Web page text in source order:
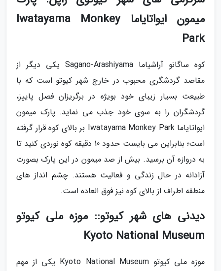
میمون ایواتایاما Iwatayama Monkey
Park
کوه ساگانو آراشیاما Sagano-Arashiyama یکی دیگر از
مقاصد گردشگری محبوب در خارج شهر کیوتو است که با
طبیعت بسیار زیبای خود بویژه در برگریزان فصل پاییز،
گردشگران را به سوی خود جذب می نماید. پارک میمون
ایواتایاما Iwatayama Monkey Park بر بالای کوه قرار گرفته
است؛ بنابراین می بایست حدود 10 دقیقه کوه نوردی کنید تا
به دروازه آن برسید. بیش از صد میمون در این پارک بصورت
آزادانه در حال زندگی و فعالیت هستند. چشم انداز های
منطقه اطراف از بالای کوه نیز فوق العاده است.
دیدنی های شهر کیوتو:: موزه ملی کیوتو
Kyoto National Museum
موزه ملی کیوتو Kyoto National Museum یکی از مهم